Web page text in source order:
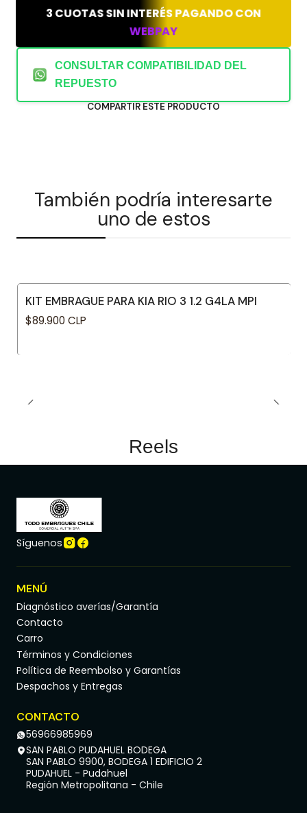
3 CUOTAS SIN INTERÉS PAGANDO CON
WEBPAY
CONSULTAR COMPATIBILIDAD DEL
REPUESTO
COMPARTIR ESTE PRODUCTO
También podría interesarte
uno de estos
KIT EMBRAGUE PARA KIA RIO 3 1.2 G4LA MPI
$89.900 CLP
Reels
Síguenos
MENÚ
Diagnóstico averías/Garantía
Contacto
Carro
Términos y Condiciones
Política de Reembolso y Garantías
Despachos y Entregas
CONTACTO
56966985969
SAN PABLO PUDAHUEL BODEGA
SAN PABLO 9900, BODEGA 1 EDIFICIO 2
PUDAHUEL - Pudahuel
Región Metropolitana - Chile